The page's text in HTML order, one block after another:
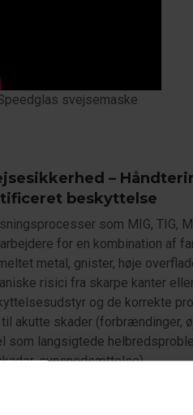
svejsemaske
–
beskyttelse
som MIG, TIG,
for en kombination af
metal, gnister, høje
risici fra skarpe kanter
og de korrekte
akutte skader (forbrændinger,
som langsigtede
synsnedsættelse).